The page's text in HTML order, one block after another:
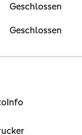
Geschlossen
Geschlossen